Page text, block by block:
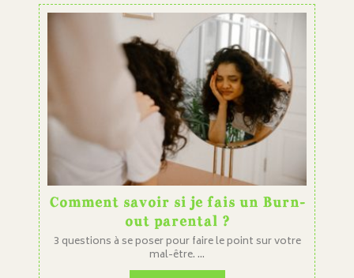
Comment savoir si je fais un Burn-
out parental ?
3 questions à se poser pour faire le point sur votre
mal-être. ...